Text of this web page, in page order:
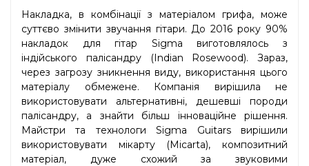
Накладка, в комбінації з матеріалом грифа, може
суттєво змінити звучання гітари. До 2016 року 90%
накладок для гітар Sigma виготовлялось з
індійського палісандру (Indian Rosewood). Зараз,
через загрозу зникнення виду, використання цього
матеріалу обмежене. Компанія вирішила не
використовувати альтернативні, дешевші породи
палісандру, а знайти більш інноваційне рішення.
Майстри та технологи Sigma Guitars вирішили
використовувати мікарту (Micarta), композитний
матеріал, дуже схожий за звуковими